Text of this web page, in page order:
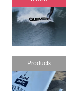
Products